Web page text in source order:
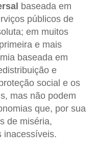
baseada em
públicos de
em muitos
e mais
baseada em
e
social e os
mas não podem
que, por sua
de miséria,
inacessíveis.